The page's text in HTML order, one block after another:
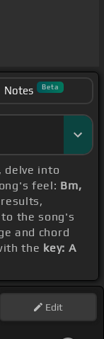
Notes Beta
, delve into
feel: Bm,
the song's
and chord
the key: A
Edit